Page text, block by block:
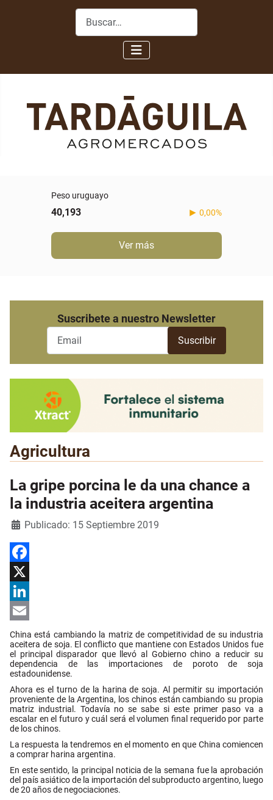
Buscar
Peso uruguayo
40,193 0,00%
Ver más
Suscribete a nuestro Newsletter
Agricultura
La gripe porcina le da una chance a
la industria aceitera argentina
Detalles
Publicado: 15 Septiembre 2019
Facebook
X
LinkedIn
Email
China está cambiando la matriz de competitividad de su industria
aceitera de soja. El conflicto que mantiene con Estados Unidos fue
el principal disparador que llevó al Gobierno chino a reducir su
dependencia de las importaciones de poroto de soja
estadounidense.
Ahora es el turno de la harina de soja. Al permitir su importación
proveniente de la Argentina, los chinos están cambiando su propia
matriz industrial. Todavía no se sabe si este primer paso va a
escalar en el futuro y cuál será el volumen final requerido por parte
de los chinos.
La respuesta la tendremos en el momento en que China comiencen
a comprar harina argentina.
En este sentido, la principal noticia de la semana fue la aprobación
del país asiático de la importación del subproducto argentino, luego
de 20 años de negociaciones.